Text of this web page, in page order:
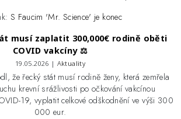
S Faucim 'Mr. Science' je konec
musí zaplatit 300,000€ rodině oběti
COVID vakcíny ⚖️
19.05.2026 | Aktuality
že řecký stát musí rodině ženy, která zemřela
krevní srážlivosti po očkování vakcínou
19, vyplatit celkové odškodnění ve výši 300
000 eur.